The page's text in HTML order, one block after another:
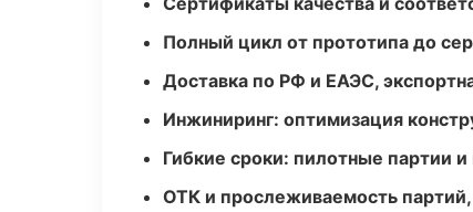
Полный цикл от прототипа до
Доставка по РФ и ЕАЭС,
Инжиниринг: оптимизация
Гибкие сроки: пилотные партии
ОТК и прослеживаемость